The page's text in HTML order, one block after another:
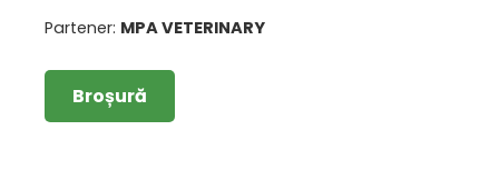
Partener: MPA VETERINARY
Broșură